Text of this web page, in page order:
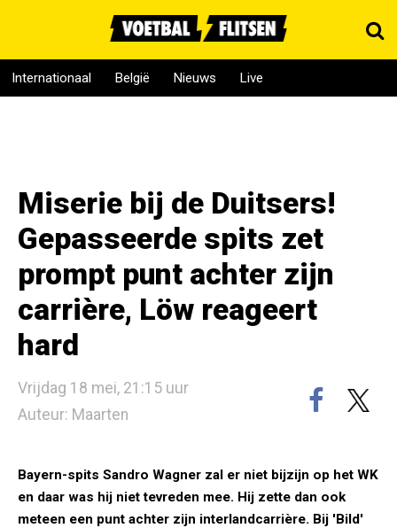
Internationaal België Nieuws Live
Miserie bij de Duitsers!
Gepasseerde spits zet
prompt punt achter zijn
carrière, Löw reageert
hard
Vrijdag 18 mei, 21:15 uur
Auteur: Maarten
Bayern-spits Sandro Wagner zal er niet bijzijn op het WK
en daar was hij niet tevreden mee. Hij zette dan ook
meteen een punt achter zijn interlandcarrière. Bij 'Bild'